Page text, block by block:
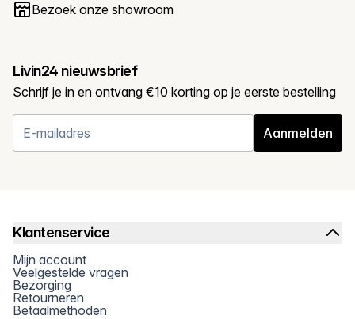
Bezoek onze showroom
Livin24 nieuwsbrief
Schrijf je in en ontvang €10 korting op je eerste bestelling
Aanmelden
Klantenservice
Mijn account
Veelgestelde vragen
Bezorging
Retourneren
Betaalmethoden